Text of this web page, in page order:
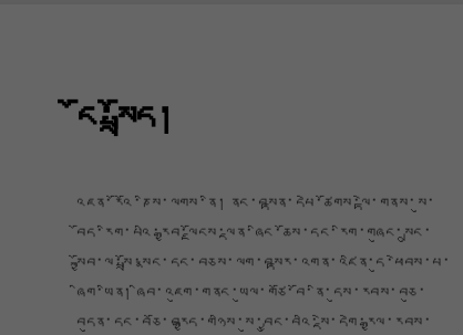
ངོ་སྤྲོད།
འཇན་རོའོ་ཎིས་ལགས་ནི། ནང་བསྟན་དཔེ་ཚོགས་ལྟེ་གནས་སུ་
བོད་རིག་པའི་རྒྱབ་ལྗོངས་ལྡན་ཞིང་ཆོས་དང་རིག་གཞུང་སྲུང་
སྐྱོབ་ལ་སྤྲོ་སྣང་དང་བཅས་ལག་བསྟར་འགན་འཛིན་དུ་ཕེབས་པ་
ཞིག་ཡིན། ཞིབ་འཇུག་གནང་ཡུལ་གཙོ་བོ་ནི་དུས་རབས་བཅུ་
བདུན་དང་བཅོ་བརྒྱད་གཉིས་སུ་བྱུང་བའི་སྡེ་དགེ་རྒྱལ་རབས་